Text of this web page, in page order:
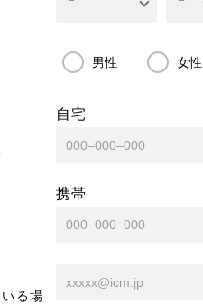
男性 女性
自宅
携帯
る場